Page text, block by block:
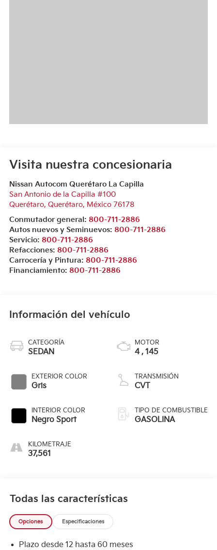
Visita nuestra concesionaria
Nissan Autocom Querétaro La Capilla
San Antonio de la Capilla #100
Querétaro, Querétaro, México 76178
Conmutador general: 800-711-2886
Autos nuevos y Seminuevos: 800-711-2886
Servicio: 800-711-2886
Refacciones: 800-711-2886
Carrocería y Pintura: 800-711-2886
Financiamiento: 800-711-2886
Información del vehículo
CATEGORÍA
SEDAN
EXTERIOR COLOR
Gris
INTERIOR COLOR
Negro Sport
KILOMETRAJE
37,561
MOTOR
4 , 145
TRANSMISIÓN
CVT
TIPO DE COMBUSTIBLE
GASOLINA
Todas las características
Opciones Especificaciones
Plazo desde 12 hasta 60 meses